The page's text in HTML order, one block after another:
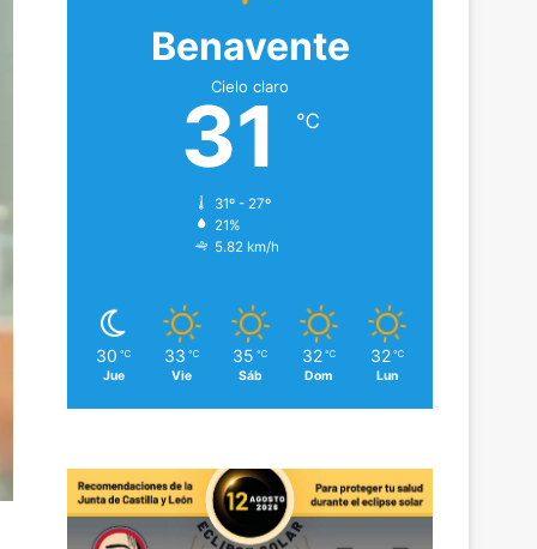
Benavente
Cielo claro
31 ℃
31º - 27º
21%
5.82 km/h
30 ℃
Jue
33 ℃
Vie
35 ℃
Sáb
32 ℃
Dom
32 ℃
Lun